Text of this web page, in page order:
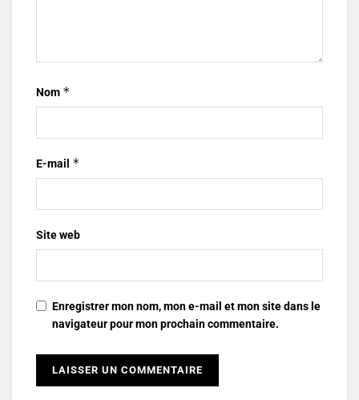
Nom *
E-mail *
Site web
Enregistrer mon nom, mon e-mail et mon site dans le
navigateur pour mon prochain commentaire.